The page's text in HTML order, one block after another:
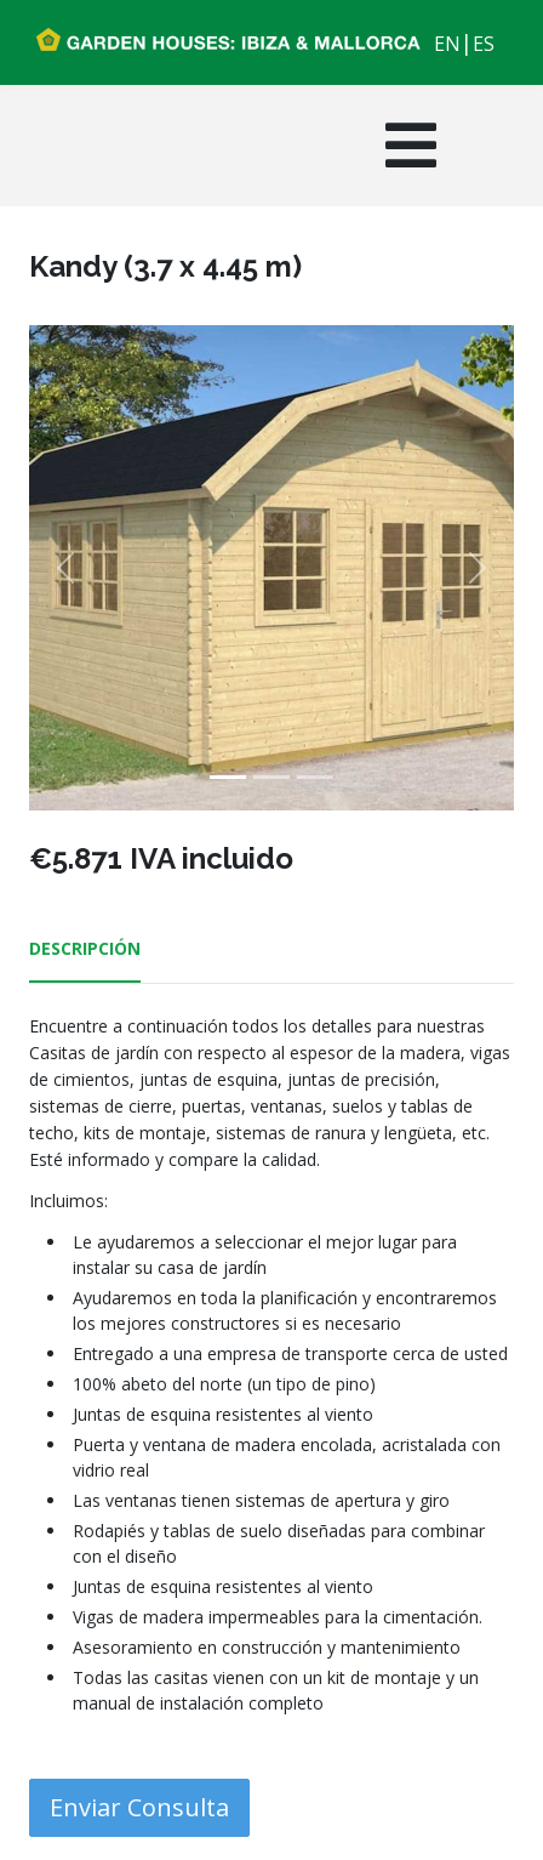
EN | ES
Kandy (3.7 x 4.45 m)
Previous Next
€5.871 IVA incluido
DESCRIPCIÓN
Encuentre a continuación todos los detalles para nuestras
Casitas de jardín con respecto al espesor de la madera, vigas
de cimientos, juntas de esquina, juntas de precisión,
sistemas de cierre, puertas, ventanas, suelos y tablas de
techo, kits de montaje, sistemas de ranura y lengüeta, etc.
Esté informado y compare la calidad.
Incluimos:
Le ayudaremos a seleccionar el mejor lugar para
instalar su casa de jardín
Ayudaremos en toda la planificación y encontraremos
los mejores constructores si es necesario
Entregado a una empresa de transporte cerca de usted
100% abeto del norte (un tipo de pino)
Juntas de esquina resistentes al viento
Puerta y ventana de madera encolada, acristalada con
vidrio real
Las ventanas tienen sistemas de apertura y giro
Rodapiés y tablas de suelo diseñadas para combinar
con el diseño
Juntas de esquina resistentes al viento
Vigas de madera impermeables para la cimentación.
Asesoramiento en construcción y mantenimiento
Todas las casitas vienen con un kit de montaje y un
manual de instalación completo
Enviar Consulta